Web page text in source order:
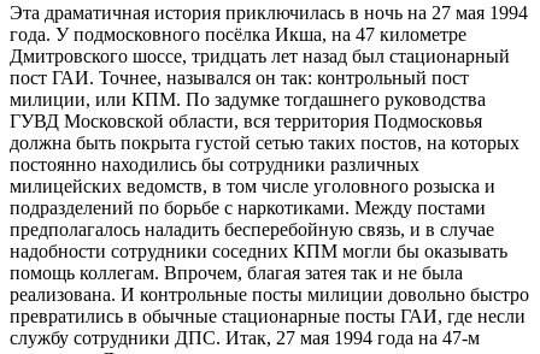
Эта драматичная история приключилась в ночь на 27 мая 1994
года. У подмосковного посёлка Икша, на 47 километре
Дмитровского шоссе, тридцать лет назад был стационарный
пост ГАИ. Точнее, назывался он так: контрольный пост
милиции, или КПМ. По задумке тогдашнего руководства
ГУВД Московской области, вся территория Подмосковья
должна быть покрыта густой сетью таких постов, на которых
постоянно находились бы сотрудники различных
милицейских ведомств, в том числе уголовного розыска и
подразделений по борьбе с наркотиками. Между постами
предполагалось наладить бесперебойную связь, и в случае
надобности сотрудники соседних КПМ могли бы оказывать
помощь коллегам. Впрочем, благая затея так и не была
реализована. И контрольные посты милиции довольно быстро
превратились в обычные стационарные посты ГАИ, где несли
службу сотрудники ДПС. Итак, 27 мая 1994 года на 47-м